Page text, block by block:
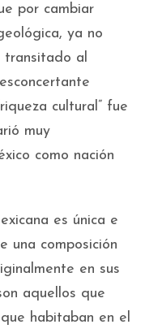
por cambiar
ya no
transitado al
cultural” fue
muy
como nación
es única e
una composición
en sus
aquellos que
habitaban en el